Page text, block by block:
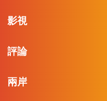
影視
評論
兩岸